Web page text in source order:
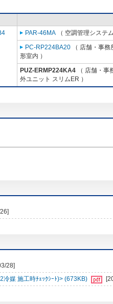
PAR-46MA （ 空調管理システ
PC-RP224BA20 （ 店舗・事
形室内 ）
PUZ-ERMP224KA4 （ 店舗・事
外ユニット スリムER ）
28]
媒 施工時ﾁｪｯｸｼｰﾄ)> (673KB)